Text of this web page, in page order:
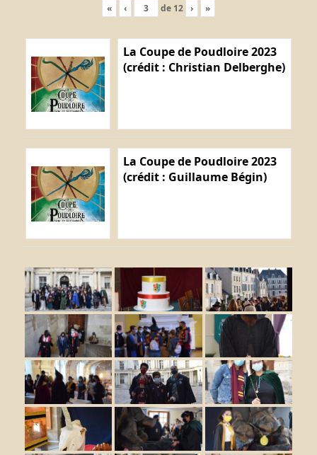
« ‹ de 12 › »
La Coupe de Poudloire 2023
(crédit : Christian Delberghe)
La Coupe de Poudloire 2023
(crédit : Guillaume Bégin)